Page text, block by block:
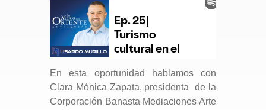
En esta oportunidad hablamos con
Clara Mónica Zapata, presidenta de la
Corporación Banasta Mediaciones Arte